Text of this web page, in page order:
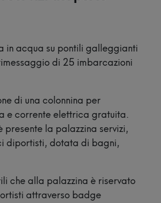
in acqua su pontili galleggianti
di 25 imbarcazioni
di una colonnina per
e corrente elettrica gratuita.
la palazzina servizi,
diportisti, dotata di bagni,
che alla palazzina è riservato
attraverso badge
Protagonist
18-20
61^
Trevelica
Salodiana
XXVII